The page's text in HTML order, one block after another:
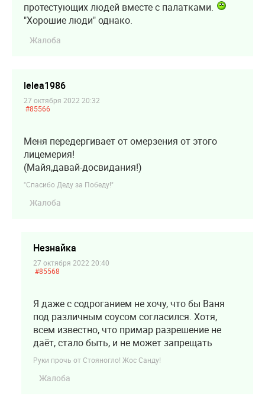
протестующих людей вместе с палатками.
"Хорошие люди" однако.
Жалоба
lelea1986
27 октября 2022 20:32
#85566
Меня передергивает от омерзения от этого
лицемерия!
(Майя,давай-досвидания!)
"Спасибо Деду за Победу!"
Жалоба
Незнайка
27 октября 2022 20:40
#85568
Я даже с содроганием не хочу, что бы Ваня
под различным соусом согласился. Хотя,
всем известно, что примар разрешение не
даёт, стало быть, и не может запрещать
Руки прочь от Стояногло! Жос Санду!
Жалоба